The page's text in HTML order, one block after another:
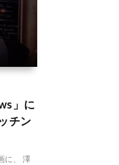
」に
チン
に、 澤